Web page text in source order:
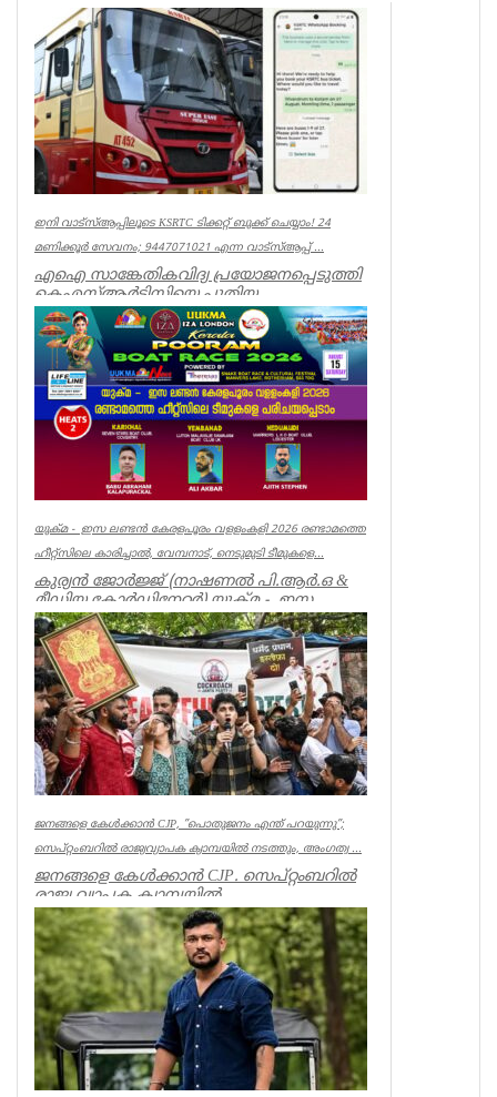
ഇനി വാട്‌സ്ആപ്പിലൂടെ KSRTC ടിക്കറ്റ് ബുക്ക് ചെയ്യാം! 24
മണിക്കൂർ സേവനം; 9447071021 എന്ന വാട്സ്ആപ്പ് ...
എഐ സാങ്കേതികവിദ്യ പ്രയോജനപ്പെടുത്തി
കെഎസ്ആർടിസിയെ പുതിയ
യുഗത്തിലേക്ക് നയിക്കുകയാണ് ലക്ഷ്യമെന്ന്
ഗതാ...
Kerala
യുക്മ - ഇസ ലണ്ടൻ കേരളപൂരം വളളംകളി 2026 രണ്ടാമത്തെ
ഹീറ്റ്സിലെ കാരിച്ചാൽ, വേമ്പനാട്, നെടുമുടി ടീമുകളെ...
കുര്യൻ ജോർജ്ജ് (നാഷണൽ പി.ആർ.ഒ &
മീഡിയ കോർഡിനേറ്റർ) യുക്മ - ഇസ
ലണ്ടൻ കേരളപൂരം വ...
Associations
ജനങ്ങളെ കേൾക്കാൻ CJP, ”പൊതുജനം എന്ത് പറയുന്നു”;
സെപ്റ്റംബറിൽ രാജ്യവ്യാപക ക്യാമ്പയിൽ നടത്തും, അംഗത്വ ...
ജനങ്ങളെ കേൾക്കാൻ CJP. സെപ്റ്റംബറിൽ
രാജ്യ വ്യാപക ക്യാമ്പയിൽ
നടത്തും.”പൊതുജനം എന്ത് പറയുന്നു” എന്ന
പേ...
India